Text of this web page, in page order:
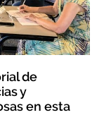
de
y
en esta